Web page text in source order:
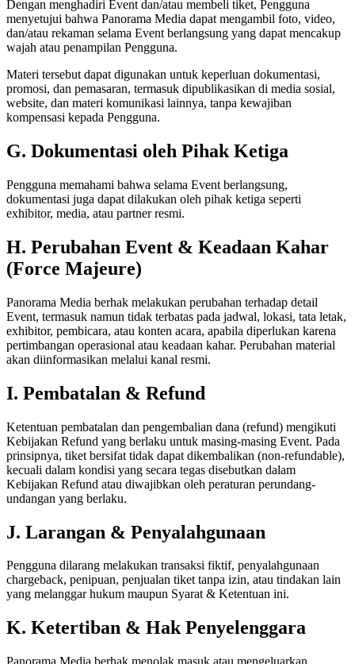
Dengan menghadiri Event dan/atau membeli tiket, Pengguna
menyetujui bahwa Panorama Media dapat mengambil foto, video,
dan/atau rekaman selama Event berlangsung yang dapat mencakup
wajah atau penampilan Pengguna.
Materi tersebut dapat digunakan untuk keperluan dokumentasi,
promosi, dan pemasaran, termasuk dipublikasikan di media sosial,
website, dan materi komunikasi lainnya, tanpa kewajiban
kompensasi kepada Pengguna.
G. Dokumentasi oleh Pihak Ketiga
Pengguna memahami bahwa selama Event berlangsung,
dokumentasi juga dapat dilakukan oleh pihak ketiga seperti
exhibitor, media, atau partner resmi.
H. Perubahan Event & Keadaan Kahar
(Force Majeure)
Panorama Media berhak melakukan perubahan terhadap detail
Event, termasuk namun tidak terbatas pada jadwal, lokasi, tata letak,
exhibitor, pembicara, atau konten acara, apabila diperlukan karena
pertimbangan operasional atau keadaan kahar. Perubahan material
akan diinformasikan melalui kanal resmi.
I. Pembatalan & Refund
Ketentuan pembatalan dan pengembalian dana (refund) mengikuti
Kebijakan Refund yang berlaku untuk masing-masing Event. Pada
prinsipnya, tiket bersifat tidak dapat dikembalikan (non-refundable),
kecuali dalam kondisi yang secara tegas disebutkan dalam
Kebijakan Refund atau diwajibkan oleh peraturan perundang-
undangan yang berlaku.
J. Larangan & Penyalahgunaan
Pengguna dilarang melakukan transaksi fiktif, penyalahgunaan
chargeback, penipuan, penjualan tiket tanpa izin, atau tindakan lain
yang melanggar hukum maupun Syarat & Ketentuan ini.
K. Ketertiban & Hak Penyelenggara